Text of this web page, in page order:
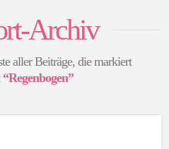
Archiv
aller Beiträge, die markiert
“Regenbogen”